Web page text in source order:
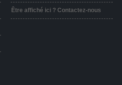
Être affiché ici ? Contactez-nous